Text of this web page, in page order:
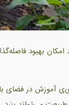
بهبود
آموزش در فضای